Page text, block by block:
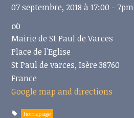
07 septembre, 2018 à 17:00 - 7pm
OÙ
Mairie de St Paul de Varces
Place de l'Eglise
St Paul de varces, Isère 38760
France
Google map and directions
homepage